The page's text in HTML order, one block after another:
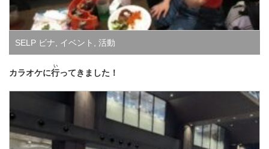
SELP ビナ イベント 活動
カラオケに行
い
ってきました！